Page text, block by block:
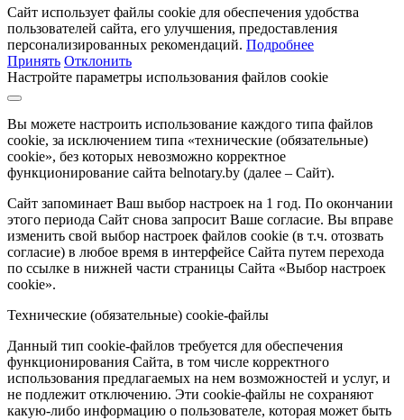
Сайт использует файлы cookie для обеспечения удобства
пользователей сайта, его улучшения, предоставления
персонализированных рекомендаций. Подробнее
Принять Отклонить
Настройте параметры использования файлов cookie
Вы можете настроить использование каждого типа файлов
cookie, за исключением типа «технические (обязательные)
cookie», без которых невозможно корректное
функционирование сайта belnotary.by (далее – Сайт).
Сайт запоминает Ваш выбор настроек на 1 год. По окончании
этого периода Сайт снова запросит Ваше согласие. Вы вправе
изменить свой выбор настроек файлов cookie (в т.ч. отозвать
согласие) в любое время в интерфейсе Сайта путем перехода
по ссылке в нижней части страницы Сайта «Выбор настроек
cookie».
Технические (обязательные) cookie-файлы
Данный тип cookie-файлов требуется для обеспечения
функционирования Сайта, в том числе корректного
использования предлагаемых на нем возможностей и услуг, и
не подлежит отключению. Эти cookie-файлы не сохраняют
какую-либо информацию о пользователе, которая может быть